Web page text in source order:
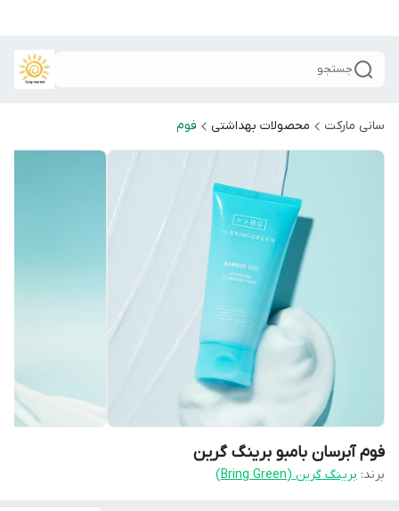
جستجو
سانی مارکت محصولات بهداشتی فوم
فوم آبرسان بامبو برینگ گرین
برند: برینگ گرین (Bring Green)